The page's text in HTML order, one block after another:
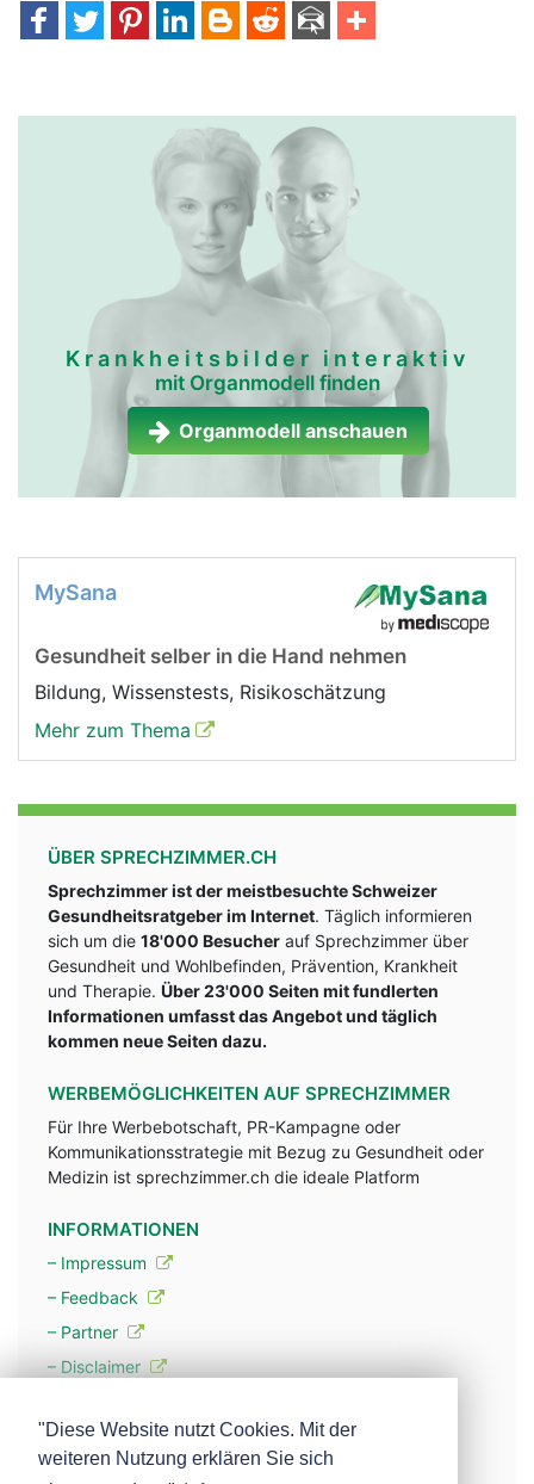
Krankheitsbilder interaktiv
mit Organmodell finden
Organmodell anschauen
MySana
Gesundheit selber in die Hand nehmen
Bildung, Wissenstests, Risikoschätzung
Mehr zum Thema
ÜBER SPRECHZIMMER.CH
Sprechzimmer ist der meistbesuchte Schweizer
Gesundheitsratgeber im Internet. Täglich informieren
sich um die 18'000 Besucher auf Sprechzimmer über
Gesundheit und Wohlbefinden, Prävention, Krankheit
und Therapie. Über 23'000 Seiten mit fundlerten
Informationen umfasst das Angebot und täglich
kommen neue Seiten dazu.
WERBEMÖGLICHKEITEN AUF SPRECHZIMMER
Für Ihre Werbebotschaft, PR-Kampagne oder
Kommunikationsstrategie mit Bezug zu Gesundheit oder
Medizin ist sprechzimmer.ch die ideale Platform
INFORMATIONEN
– Impressum
– Feedback
– Partner
– Disclaimer
– Werbung
"Diese Website nutzt Cookies. Mit der
weiteren Nutzung erklären Sie sich